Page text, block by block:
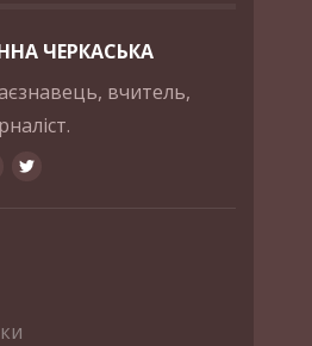
ЧЕРКАСЬКА
вчитель,